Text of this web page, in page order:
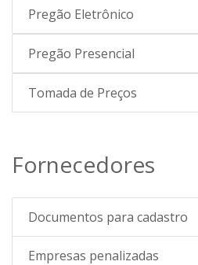
Pregão Eletrônico
Pregão Presencial
Tomada de Preços
Fornecedores
Documentos para cadastro
Empresas penalizadas